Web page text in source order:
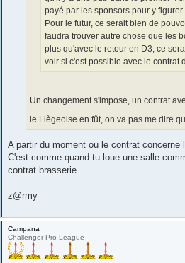
payé par les sponsors pour y
Pour le futur, ce serait bien de
faudra trouver autre chose que les
plus qu'avec le retour en D3, ce
voir si c'est possible avec le contrat
Un changement s'impose, un contrat
le Liègeoise en fût, on va pas me dire
A partir du moment ou le contrat concerne
C'est comme quand tu loue une salle
contrat brasserie...
z@rmy
Campana
Challenger Pro League